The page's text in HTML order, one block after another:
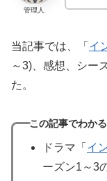
管理人
当記事では、「 イ
～3)、感想、シー
た。
この記事でわか
ドラマ「 イ
ーズン1～3